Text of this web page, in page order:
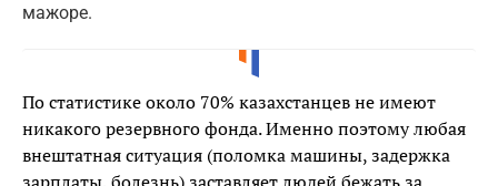
мажоре.
По статистике около 70% казахстанцев не имеют
никакого резервного фонда. Именно поэтому любая
внештатная ситуация (поломка машины, задержка